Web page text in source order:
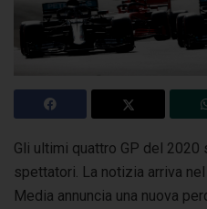
Gli ultimi quattro GP del
spettatori. La notizia arriva
Media annuncia una nuova